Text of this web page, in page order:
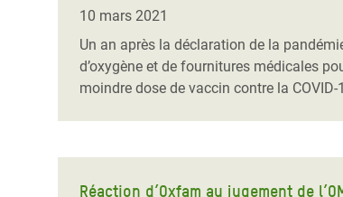
Conflits et Catastrophes
Inégalités Extrêmes et
Services Essentiels
Inequality and Rights in a
Gender, Rights, and Justice
#MonClimatMonAvenir
Mettons Fin à la Souffrance qui se
Derrière notre Alimentation
Les Violences Faites aux Femmes
10 mars 2021
Un an après la déclaration de la
d’oxygène et de fournitures médicales
moindre dose de vaccin contre la
Réaction d’Oxfam au jugement de